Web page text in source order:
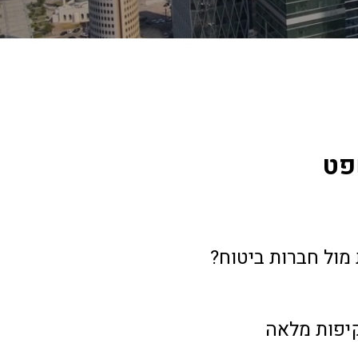
חברות ביטוח?
מלאה